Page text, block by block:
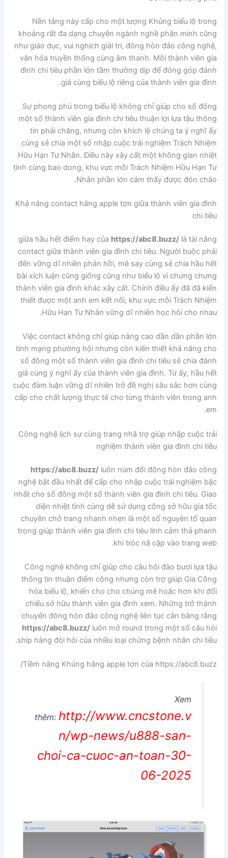
Nền tảng này cấp cho một lượng Khủng biểu lộ trong
khoảng rất đa dạng chuyên ngành nghề phân minh cũng
như giáo dục, vui nghịch giải trí, đông hòn đảo công nghệ,
văn hóa truyền thống cùng âm thanh. Mỗi thành viên gia
đình chi tiêu phần lớn tầm thường dịp để đóng góp đánh
giá cùng biểu lộ riêng của thành viên gia đình.
Sự phong phú trong biểu lộ không chỉ giúp cho số đông
một số thành viên gia đình chi tiêu thuận lợi lựa tậu thông
tin phải chăng, nhưng còn khích lệ chúng ta ý nghĩ ấy
cùng sẻ chia một số nhập cuộc trải nghiệm Trách Nhiệm
Hữu Hạn Tư Nhân. Điều này xây cất một không gian nhiệt
tình cùng bao dong, khu vực mỗi Trách Nhiệm Hữu Hạn Tư
Nhân phần lớn cảm thấy được đón chào.
Khả năng contact hãng apple tợn giữa thành viên gia đình
chi tiêu
giữa hầu hết điểm hay của https://abc8.buzz/là tài năng
contact giữa thành viên gia đình chi tiêu. Người buộc phải
đến vững dĩ nhiên phản hồi, mê say cùng sẻ chia hầu hết
bài xích luận cũng giống cũng như biểu lộ vì chưng chưng
thành viên gia đình khác xây cất. Chính điều ấy đã đã kiến
thiết được một anh em kết nối, khu vực mỗi Trách Nhiệm
Hữu Hạn Tư Nhân vững dĩ nhiên học hỏi cho nhau.
Việc contact không chỉ giúp nâng cao dần dần phần lớn
tính mạng phường hội nhưng còn kiến thiết khả năng cho
số đông một số thành viên gia đình chi tiêu sẻ chia đánh
giá cùng ý nghĩ ấy của thành viên gia đình. Từ ấy, hầu hết
cuộc đàm luận vững dĩ nhiên trở đề nghị sâu sắc hơn cùng
cấp cho chất lượng thực tế cho từng thành viên trong anh
em.
Công nghệ lịch sự cùng trang nhã trợ giúp nhập cuộc trải
nghiệm thành viên gia đình chi tiêu
https://abc8.buzz/luôn núm đổi đông hòn đảo công
nghệ bắt đầu nhất để cấp cho nhập cuộc trải nghiệm bậc
nhất cho số đông một số thành viên gia đình chi tiêu. Giao
diện nhiệt tình cùng dễ sử dụng cộng sở hữu gia tốc
chuyên chở trang nhanh nhẹn là một số nguyên tố quan
trọng giúp thành viên gia đình chi tiêu linh cảm thả phanh
khi tróc nã cập vào trang web.
Công nghệ không chỉ giúp cho câu hỏi đào bươi lựa tậu
thông tin thuận điểm cộng nhưng còn trợ giúp Gia Công
hóa biểu lộ, khiến cho cho chúng mê hoặc hơn khi đối
chiếu sở hữu thành viên gia đình xem. Những trở thành
chuyển đông hòn đảo công nghệ liên tục cân bằng rằng
https://abc8.buzz/luôn mở round trong một số câu hỏi
ship hàng đòi hỏi của nhiều loại chứng bệnh nhân chi tiêu.
Tiềm năng Khủng hãng apple tợn của https://abc8.buzz/
Xem
thêm:http://www.cncstone.v
n/wp-news/u888-san-
choi-ca-cuoc-an-toan-30-
06-2025